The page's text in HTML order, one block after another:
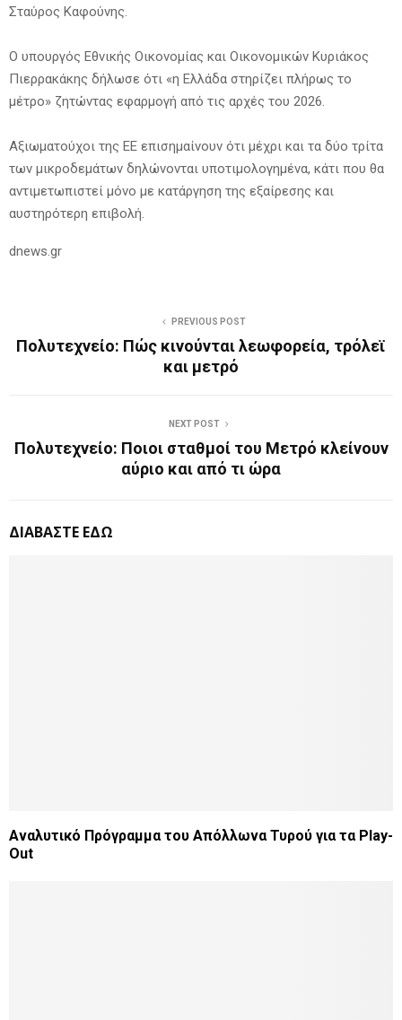
Σταύρος Καφούνης.
Ο υπουργός Εθνικής Οικονομίας και Οικονομικών Κυριάκος
Πιερρακάκης δήλωσε ότι «η Ελλάδα στηρίζει πλήρως το
μέτρο» ζητώντας εφαρμογή από τις αρχές του 2026.
Αξιωματούχοι της ΕΕ επισημαίνουν ότι μέχρι και τα δύο τρίτα
των μικροδεμάτων δηλώνονται υποτιμολογημένα, κάτι που θα
αντιμετωπιστεί μόνο με κατάργηση της εξαίρεσης και
αυστηρότερη επιβολή.
dnews.gr
PREVIOUS POST
Πολυτεχνείο: Πώς κινούνται λεωφορεία, τρόλεϊ
και μετρό
NEXT POST
Πολυτεχνείο: Ποιοι σταθμοί του Μετρό κλείνουν
αύριο και από τι ώρα
ΔΙΑΒΑΣΤΕ ΕΔΩ
Αναλυτικό Πρόγραμμα του Απόλλωνα Τυρού για τα Play-
Out